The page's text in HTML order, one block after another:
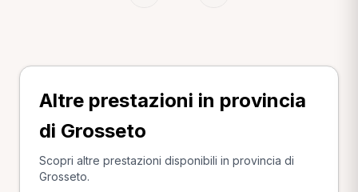
Altre prestazioni in provincia
di Grosseto
Scopri altre prestazioni disponibili in provincia di
Grosseto.